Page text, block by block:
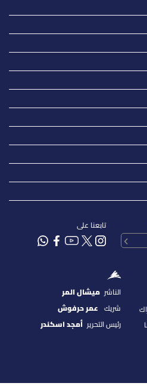
تابعنا على
الناشر ميشال المر
شريك عمر حرفوش
رئيس التحرير أمجد اسكندر